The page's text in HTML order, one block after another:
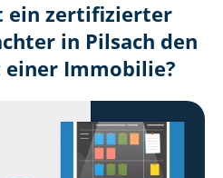
ein zertifizierter
in Pilsach den
Immobilie?